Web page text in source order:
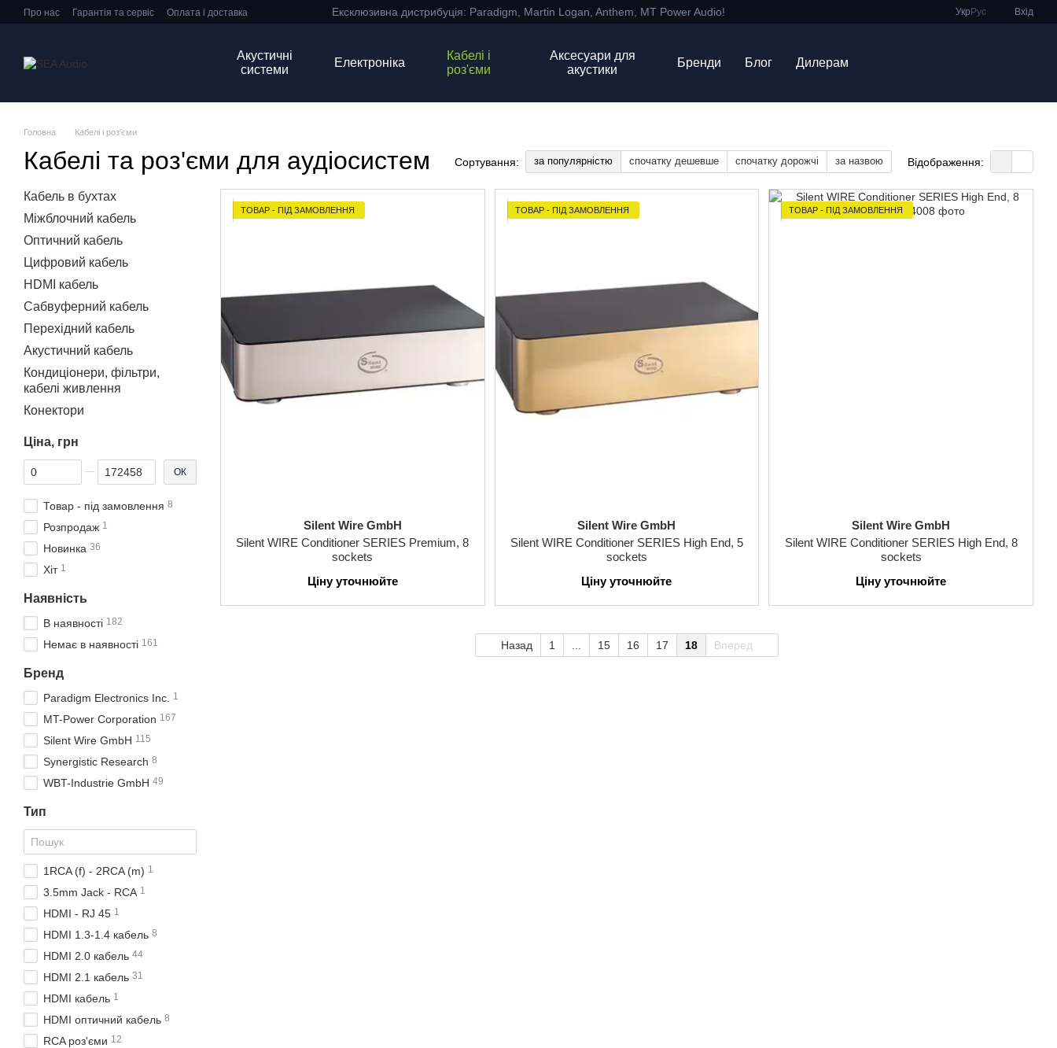
Перейти до основного контенту
Про нас Гарантія та сервіс
Оплата і доставка
Ексклюзивна дистрибуція: Paradigm, Martin Logan, Anthem, MT Power Audio! Укр Рус Вхід
Акустичні
системи
Електроніка
Кабелі і
роз'єми
Аксесуари для
акустики
Бренди Блог Дилерам
Головна Кабелі і роз'єми
Кабелі та роз'єми для аудіосистем Сортування: за популярністю спочатку дешевше спочатку дорожчі за назвою Відображення:
ТОВАР - ПІД ЗАМОВЛЕННЯ
Silent Wire GmbH
Silent WIRE Conditioner SERIES Premium, 8
sockets
Ціну уточнюйте
ТОВАР - ПІД ЗАМОВЛЕННЯ
Silent Wire GmbH
Silent WIRE Conditioner SERIES High End, 5
sockets
Ціну уточнюйте
ТОВАР - ПІД ЗАМОВЛЕННЯ
Silent Wire GmbH
Silent WIRE Conditioner SERIES High End, 8
sockets
Ціну уточнюйте
Назад 1 15 16 17 18 Вперед
Кабель в бухтах
Міжблочний кабель
Оптичний кабель
Цифровий кабель
HDMI кабель
Сабвуферний кабель
Перехідний кабель
Акустичний кабель
Кондиціонери, фільтри,
кабелі живлення
Конектори
Ціна, грн
Від Ціна, грн
До Ціна, грн ОК
Товар - під замовлення 8
Розпродаж 1
Новинка 36
Хіт 1
Наявність
В наявності 182
Немає в наявності 161
Бренд
Paradigm Electronics Inc. 1
MT-Power Corporation 167
Silent Wire GmbH 115
Synergistic Research 8
WBT-Industrie GmbH 49
Тип
1RCA (f) - 2RCA (m) 1
3.5mm Jack - RCA 1
HDMI - RJ 45 1
HDMI 1.3-1.4 кабель 8
HDMI 2.0 кабель 44
HDMI 2.1 кабель 31
HDMI кабель 1
HDMI оптичний кабель 8
RCA роз'єми 12